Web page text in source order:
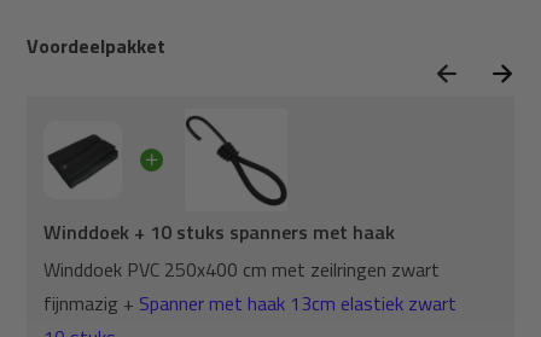
Voordeelpakket
Winddoek + 10 stuks spanners met haak
Winddoek PVC 250x400 cm met zeilringen zwart
fijnmazig + Spanner met haak 13cm elastiek zwart